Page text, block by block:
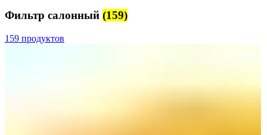
Фильтр салонный (159)
159 продуктов